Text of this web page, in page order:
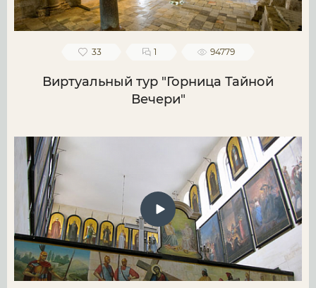
33 1 94779
Виртуальный тур "Горница Тайной
Вечери"